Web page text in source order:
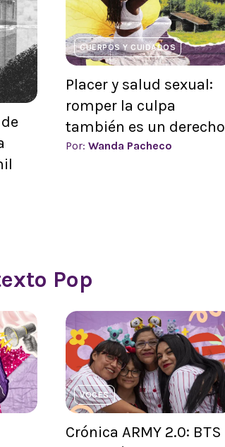
CUERPOS Y CUIDADOS
Placer y salud sexual:
romper la culpa
también es un derecho
Por: Wanda Pacheco
Pop
VOCES
Crónica ARMY 2.0: BTS